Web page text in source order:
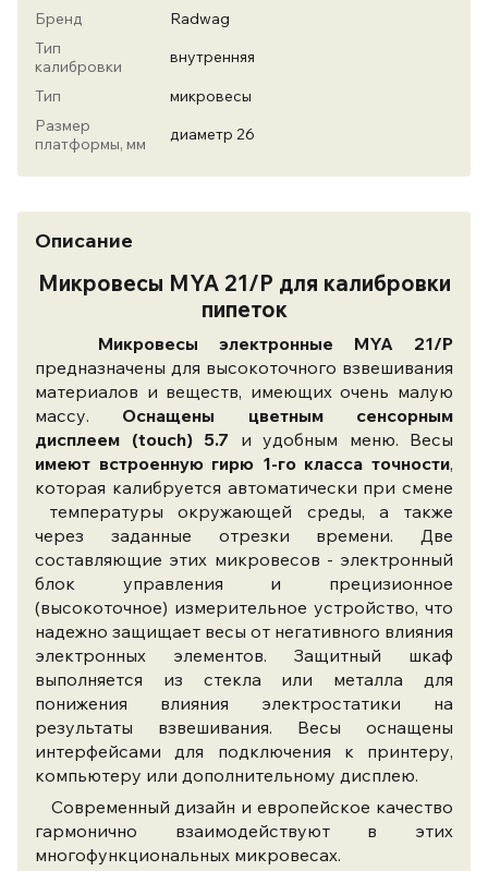
Бренд
Radwag
Тип
калибровки
внутренняя
Тип
микровесы
Размер
платформы, мм
диаметр 26
Описание
Микровесы MYA 21/P для калибровки
пипеток
Микровесы электронные MYA 21/P
предназначены для высокоточного взвешивания
материалов и веществ, имеющих очень малую
массу. Оснащены цветным сенсорным
дисплеем (touch) 5.7 и удобным меню. Весы
имеют встроенную гирю 1-го класса точности,
которая калибруется автоматически при смене
температуры окружающей среды, а также
через заданные отрезки времени. Две
составляющие этих микровесов - электронный
блок управления и прецизионное
(высокоточное) измерительное устройство, что
надежно защищает весы от негативного влияния
электронных элементов. Защитный шкаф
выполняется из стекла или металла для
понижения влияния электростатики на
результаты взвешивания. Весы оснащены
интерфейсами для подключения к принтеру,
компьютеру или дополнительному дисплею.
Современный дизайн и европейское качество
гармонично взаимодействуют в этих
многофункциональных микровесах.